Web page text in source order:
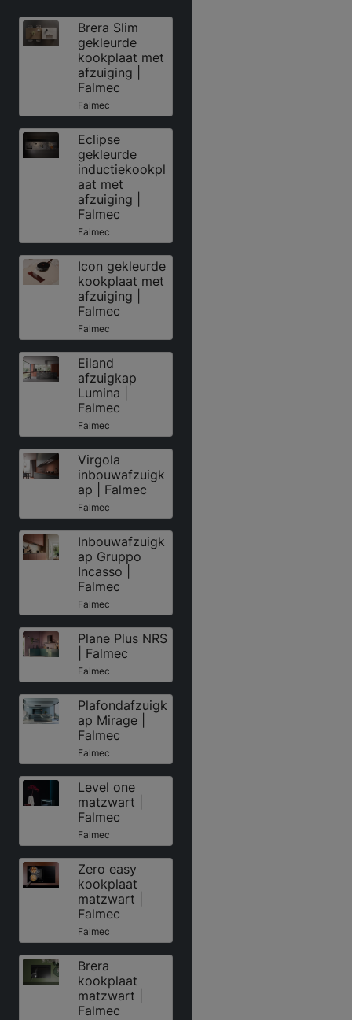
Brera Slim
gekleurde
kookplaat met
afzuiging |
Falmec
Falmec
Eclipse
gekleurde
inductiekookpl
aat met
afzuiging |
Falmec
Falmec
Icon gekleurde
kookplaat met
afzuiging |
Falmec
Falmec
Eiland
afzuigkap
Lumina |
Falmec
Falmec
Virgola
inbouwafzuigk
ap | Falmec
Falmec
Inbouwafzuigk
ap Gruppo
Incasso |
Falmec
Falmec
Plane Plus NRS
| Falmec
Falmec
Plafondafzuigk
ap Mirage |
Falmec
Falmec
Level one
matzwart |
Falmec
Falmec
Zero easy
kookplaat
matzwart |
Falmec
Falmec
Brera
kookplaat
matzwart |
Falmec